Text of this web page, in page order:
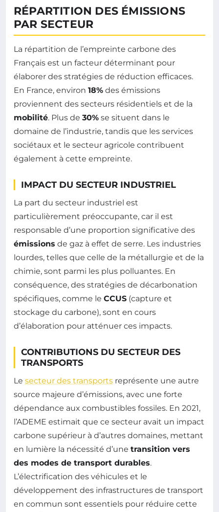
RÉPARTITION DES ÉMISSIONS
PAR SECTEUR
La répartition de l’empreinte carbone des
Français est un facteur déterminant pour
élaborer des stratégies de réduction efficaces.
En France, environ 18% des émissions
proviennent des secteurs résidentiels et de la
mobilité. Plus de 30% se situent dans le
domaine de l’industrie, tandis que les services
sociétaux et le secteur agricole contribuent
également à cette empreinte.
IMPACT DU SECTEUR INDUSTRIEL
La part du secteur industriel est
particulièrement préoccupante, car il est
responsable d’une proportion significative des
émissions de gaz à effet de serre. Les industries
lourdes, telles que celle de la métallurgie et de la
chimie, sont parmi les plus polluantes. En
conséquence, des stratégies de décarbonation
spécifiques, comme le CCUS (capture et
stockage du carbone), sont en cours
d’élaboration pour atténuer ces impacts.
CONTRIBUTIONS DU SECTEUR DES
TRANSPORTS
Le secteur des transports représente une autre
source majeure d’émissions, avec une forte
dépendance aux combustibles fossiles. En 2021,
l’ADEME estimait que ce secteur avait un impact
carbone supérieur à d’autres domaines, mettant
en lumière la nécessité d’une transition vers
des modes de transport durables.
L’électrification des véhicules et le
développement des infrastructures de transport
en commun sont essentiels pour réduire cette